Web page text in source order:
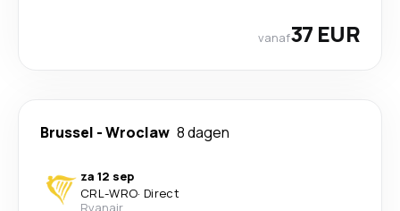
vanaf37 EUR
Brussel -Wroclaw 8 dagen
za 12 sep
CRL-WRO· Direct
Ryanair